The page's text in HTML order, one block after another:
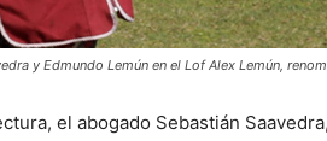
y Edmundo Lemún en el Lof Alex Lemún,
el abogado Sebastián